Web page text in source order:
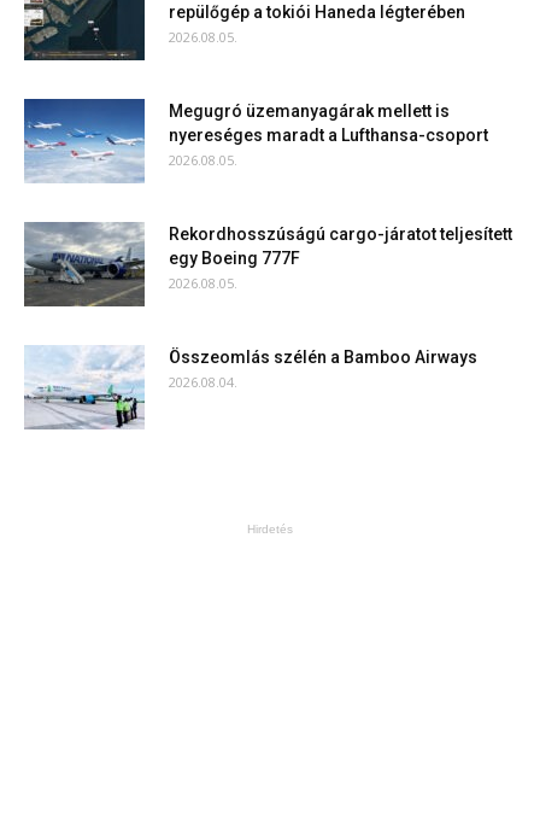
repülőgép a tokiói Haneda légterében
2026.08.05.
Megugró üzemanyagárak mellett is
nyereséges maradt a Lufthansa-csoport
2026.08.05.
Rekordhosszúságú cargo-járatot teljesített
egy Boeing 777F
2026.08.05.
Összeomlás szélén a Bamboo Airways
2026.08.04.
Hirdetés